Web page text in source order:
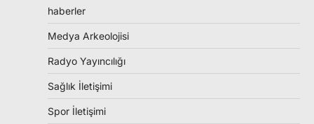
haberler
Medya Arkeolojisi
Radyo Yayıncılığı
Sağlık İletişimi
Spor İletişimi